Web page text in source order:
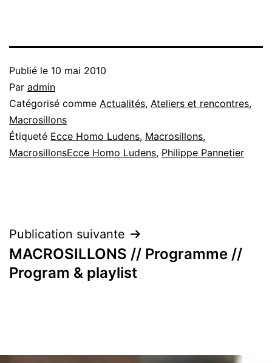
Publié le 10 mai 2010
Par admin
Catégorisé comme Actualités, Ateliers et rencontres,
Macrosillons
Étiqueté Ecce Homo Ludens, Macrosillons,
MacrosillonsEcce Homo Ludens, Philippe Pannetier
Navigation
de
Publication suivante
MACROSILLONS // Programme //
Program & playlist